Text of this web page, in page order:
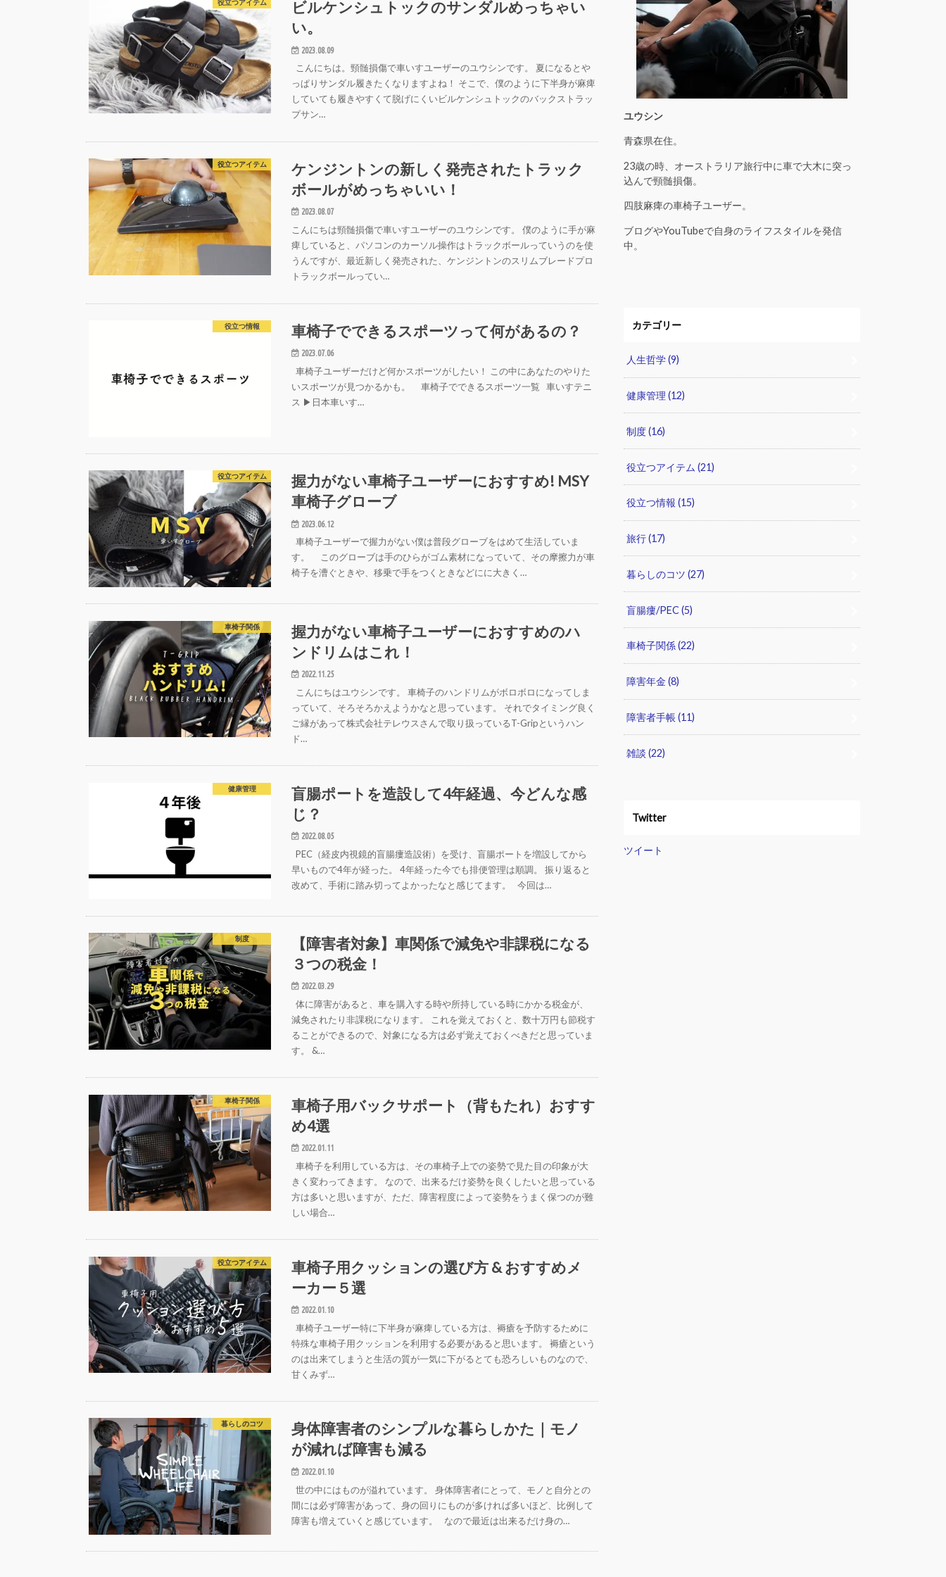
役立つアイテム
ビルケンシュトックのサンダルめっちゃい
い。
2023.08.09
こんにちは。頸髄損傷で車いすユーザーのユウシンです。 夏になるとや
っぱりサンダル履きたくなりますよね！ そこで、僕のように下半身が麻痺
していても履きやすくて脱げにくいビルケンシュトックのバックストラッ
プサン…
役立つアイテム
ケンジントンの新しく発売されたトラック
ボールがめっちゃいい！
2023.08.07
こんにちは頸髄損傷で車いすユーザーのユウシンです。 僕のように手が麻
痺していると、パソコンのカーソル操作はトラックボールっていうのを使
うんですが、最近新しく発売された、ケンジントンのスリムブレードプロ
トラックボールってい…
役立つ情報 車椅子でできるスポーツって何があるの？
2023.07.06
車椅子ユーザーだけど何かスポーツがしたい！ この中にあなたのやりた
いスポーツが見つかるかも。 車椅子でできるスポーツ一覧 車いすテニ
ス ▶︎日本車いす…
役立つアイテム
握力がない車椅子ユーザーにおすすめ! MSY
車椅子グローブ
2023.06.12
車椅子ユーザーで握力がない僕は普段グローブをはめて生活していま
す。 このグローブは手のひらがゴム素材になっていて、その摩擦力が車
椅子を漕ぐときや、移乗で手をつくときなどにに大きく…
車椅子関係
握力がない車椅子ユーザーにおすすめのハ
ンドリムはこれ！
2022.11.25
こんにちはユウシンです。 車椅子のハンドリムがボロボロになってしま
っていて、そろそろかえようかなと思っています。 それでタイミング良く
ご縁があって株式会社テレウスさんで取り扱っているT-Gripというハン
ド…
健康管理
盲腸ポートを造設して4年経過、今どんな感
じ？
2022.08.05
PEC（経皮内視鏡的盲腸瘻造設術）を受け、盲腸ポートを増設してから
早いもので4年が経った。 4年経った今でも排便管理は順調。 振り返ると
改めて、手術に踏み切ってよかったなと感じてます。 今回は…
制度
【障害者対象】車関係で減免や非課税になる
３つの税金！
2022.03.29
体に障害があると、車を購入する時や所持している時にかかる税金が、
減免されたり非課税になります。 これを覚えておくと、数十万円も節税す
ることができるので、対象になる方は必ず覚えておくべきだと思っていま
す。 &…
車椅子関係
車椅子用バックサポート（背もたれ）おすす
め4選
2022.01.11
車椅子を利用している方は、その車椅子上での姿勢で見た目の印象が大
きく変わってきます。 なので、出来るだけ姿勢を良くしたいと思っている
方は多いと思いますが、ただ、障害程度によって姿勢をうまく保つのが難
しい場合…
役立つアイテム
車椅子用クッションの選び方 & おすすめメ
ーカー５選
2022.01.10
車椅子ユーザー特に下半身が麻痺している方は、褥瘡を予防するために
特殊な車椅子用クッションを利用する必要があると思います。 褥瘡という
のは出来てしまうと生活の質が一気に下がるとても恐ろしいものなので、
甘くみず…
暮らしのコツ
身体障害者のシンプルな暮らしかた｜モノ
が減れば障害も減る
2022.01.10
世の中にはものが溢れています。 身体障害者にとって、モノと自分との
間には必ず障害があって、身の回りにものが多ければ多いほど、比例して
障害も増えていくと感じています。 なので最近は出来るだけ身の…
ユウシン
青森県在住。
23歳の時、オーストラリア旅行中に車で大木に突っ
込んで頸髄損傷。
四肢麻痺の車椅子ユーザー。
ブログやYouTubeで自身のライフスタイルを発信
中。
カテゴリー
人生哲学(9)
健康管理(12)
制度(16)
役立つアイテム(21)
役立つ情報(15)
旅行(17)
暮らしのコツ(27)
盲腸瘻/PEC(5)
車椅子関係(22)
障害年金(8)
障害者手帳(11)
雑談(22)
Twitter
ツイート